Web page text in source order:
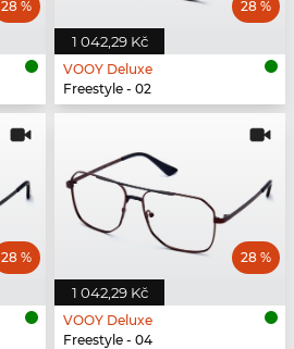
28 %
1 042,29 Kč
28 %
VOOY Deluxe
Freestyle - 02
28 %
1 042,29 Kč
28 %
VOOY Deluxe
Freestyle - 04